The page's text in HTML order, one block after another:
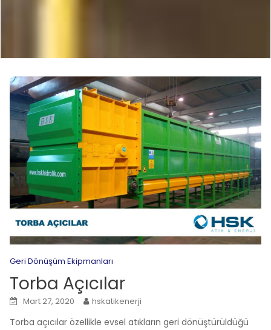
Geri Dönüşüm Ekipmanları
Torba Açıcılar
Mart 27, 2020 hskatikenerji
Torba açıcılar özellikle evsel atıkların geri dönüştürüldüğü